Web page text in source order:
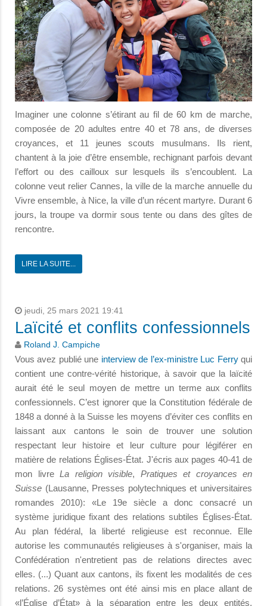
Imaginer une colonne s’étirant au fil de 60 km de marche,
composée de 20 adultes entre 40 et 78 ans, de diverses
croyances, et 11 jeunes scouts musulmans. Ils rient,
chantent à la joie d’être ensemble, rechignant parfois devant
l’effort ou des cailloux sur lesquels ils s’encoublent. La
colonne veut relier Cannes, la ville de la marche annuelle du
Vivre ensemble, à Nice, la ville d’un récent martyre. Durant 6
jours, la troupe va dormir sous tente ou dans des gîtes de
rencontre.
LIRE LA SUITE...
jeudi, 25 mars 2021 19:41
Laïcité et conflits confessionnels
Roland J. Campiche
Vous avez publié une interview de l’ex-ministre Luc Ferryqui
contient une contre-vérité historique, à savoir que la laïcité
aurait été le seul moyen de mettre un terme aux conflits
confessionnels. C’est ignorer que la Constitution fédérale de
1848 a donné à la Suisse les moyens d’éviter ces conflits en
laissant aux cantons le soin de trouver une solution
respectant leur histoire et leur culture pour légiférer en
matière de relations Églises-État. J'écris aux pages 40-41 de
mon livre La religion visible, Pratiques et croyances en
Suisse (Lausanne, Presses polytechniques et universitaires
romandes 2010): «Le 19e siècle a donc consacré un
système juridique fixant des relations subtiles Églises-État.
Au plan fédéral, la liberté religieuse est reconnue. Elle
autorise les communautés religieuses à s'organiser, mais la
Confédération n'entretient pas de relations directes avec
elles. (...) Quant aux cantons, ils fixent les modalités de ces
relations. 26 systèmes ont été ainsi mis en place allant de
«l’Église d’État» à la séparation entre les deux entités,